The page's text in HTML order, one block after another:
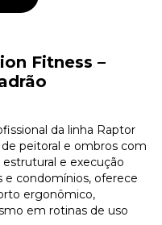
Fitness –
da linha Raptor
peitoral e ombros com
e execução
e condomínios, oferece
ergonômico,
em rotinas de uso